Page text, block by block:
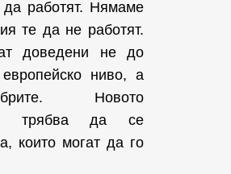
да работят. Нямаме
те да не работят.
доведени не до
ниво, а
Новото
трябва да се
които могат да го